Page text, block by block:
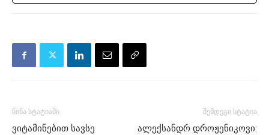
წინა სტატიაში
ვიტამინებით სავსე
შემდეგი სტატია
ალექსანდრ დროჟენიკოვი: